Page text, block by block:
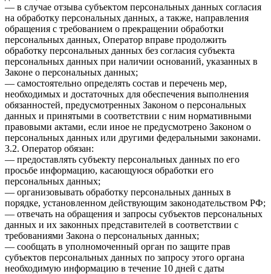
— в случае отзыва субъектом персональных данных согласия
на обработку персональных данных, а также, направления
обращения с требованием о прекращении обработки
персональных данных, Оператор вправе продолжить
обработку персональных данных без согласия субъекта
персональных данных при наличии оснований, указанных в
Законе о персональных данных;
— самостоятельно определять состав и перечень мер,
необходимых и достаточных для обеспечения выполнения
обязанностей, предусмотренных Законом о персональных
данных и принятыми в соответствии с ним нормативными
правовыми актами, если иное не предусмотрено Законом о
персональных данных или другими федеральными законами.
3.2. Оператор обязан:
— предоставлять субъекту персональных данных по его
просьбе информацию, касающуюся обработки его
персональных данных;
— организовывать обработку персональных данных в
порядке, установленном действующим законодательством РФ;
— отвечать на обращения и запросы субъектов персональных
данных и их законных представителей в соответствии с
требованиями Закона о персональных данных;
— сообщать в уполномоченный орган по защите прав
субъектов персональных данных по запросу этого органа
необходимую информацию в течение 10 дней с даты